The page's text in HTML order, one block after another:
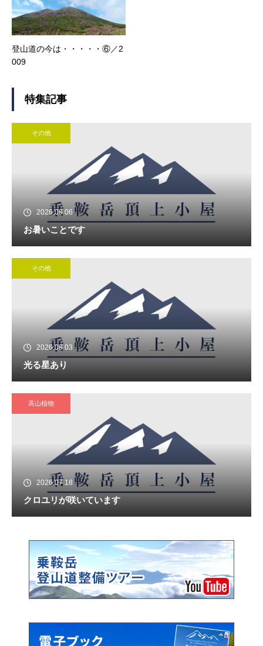
登山道の今は・・・・・⑥／2
009
特集記事
その他
2026.08.06
お暑いことです
その他
2026.08.03
光る星あり
高山植物
2026.07.18
クロユリが咲いています